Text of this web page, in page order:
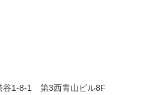
谷1-8-1 第3西青山ビル8F